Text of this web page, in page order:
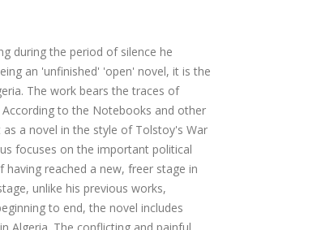
during the period of silence he
an 'unfinished' 'open' novel, it is the
The work bears the traces of
According to the Notebooks and other
a novel in the style of Tolstoy's War
focuses on the important political
reached a new, freer stage in
unlike his previous works,
to end, the novel includes